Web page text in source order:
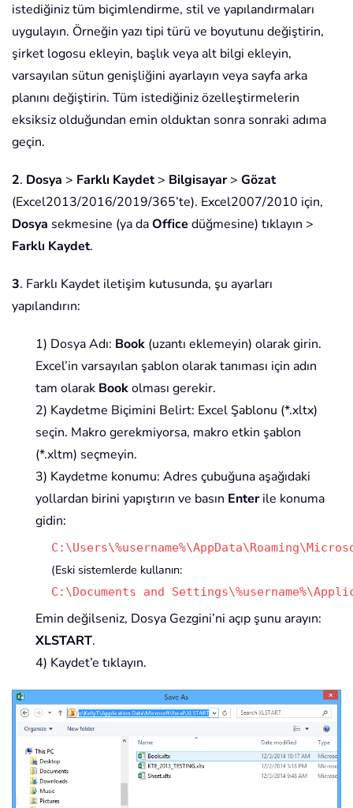
istediğiniz tüm biçimlendirme, stil ve yapılandırmaları
uygulayın. Örneğin yazı tipi türü ve boyutunu değiştirin,
şirket logosu ekleyin, başlık veya alt bilgi ekleyin,
varsayılan sütun genişliğini ayarlayın veya sayfa arka
planını değiştirin. Tüm istediğiniz özelleştirmelerin
eksiksiz olduğundan emin olduktan sonra sonraki adıma
geçin.
2. Dosya > Farklı Kaydet> Bilgisayar> Gözat
(Excel2013/2016/2019/365’te). Excel2007/2010 için,
Dosya sekmesine (ya daOffice düğmesine) tıklayın >
Farklı Kaydet.
3. Farklı Kaydet iletişim kutusunda, şu ayarları
yapılandırın:
1) Dosya Adı: Book (uzantı eklemeyin) olarak girin.
Excel’in varsayılan şablon olarak tanıması için adın
tam olarak Bookolması gerekir.
2) Kaydetme Biçimini Belirt: Excel Şablonu (*.xltx)
seçin. Makro gerekmiyorsa, makro etkin şablon
(*.xltm) seçmeyin.
3) Kaydetme konumu: Adres çubuğuna aşağıdaki
yollardan birini yapıştırın ve basın Enterile konuma
gidin:
(Eski sistemlerde kullanın:
C:\Documents and
Emin değilseniz, Dosya Gezgini’ni açıp şunu arayın:
XLSTART.
4) Kaydet’e tıklayın.